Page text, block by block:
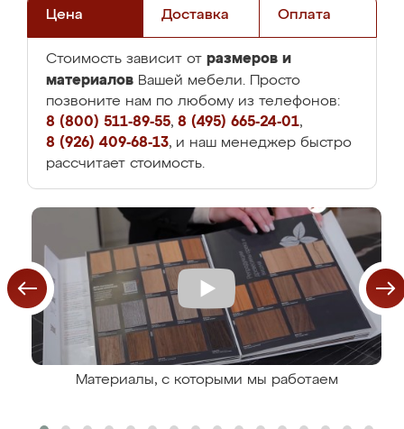
Цена Доставка Оплата
Стоимость зависит от размеров и
материалов Вашей мебели. Просто
позвоните нам по любому из телефонов:
8 (800) 511-89-55, 8 (495) 665-24-01,
8 (926) 409-68-13, и наш менеджер быстро
рассчитает стоимость.
Материалы, с которыми мы работаем